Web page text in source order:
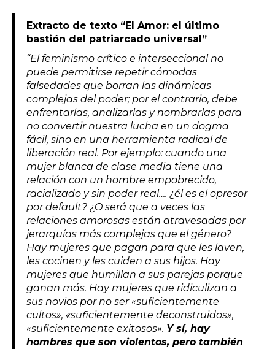
Extracto de texto “El Amor: el último
bastión del patriarcado universal”
“El feminismo crítico e interseccional no
puede permitirse repetir cómodas
falsedades que borran las dinámicas
complejas del poder; por el contrario, debe
enfrentarlas, analizarlas y nombrarlas para
no convertir nuestra lucha en un dogma
fácil, sino en una herramienta radical de
liberación real. Por ejemplo: cuando una
mujer blanca de clase media tiene una
relación con un hombre empobrecido,
racializado y sin poder real…. ¿él es el opresor
por default? ¿O será que a veces las
relaciones amorosas están atravesadas por
jerarquías más complejas que el género?
Hay mujeres que pagan para que les laven,
les cocinen y les cuiden a sus hijos. Hay
mujeres que humillan a sus parejas porque
ganan más. Hay mujeres que ridiculizan a
sus novios por no ser «suficientemente
cultos», «suficientemente deconstruidos»,
«suficientemente exitosos». Y sí, hay
hombres que son violentos, pero también